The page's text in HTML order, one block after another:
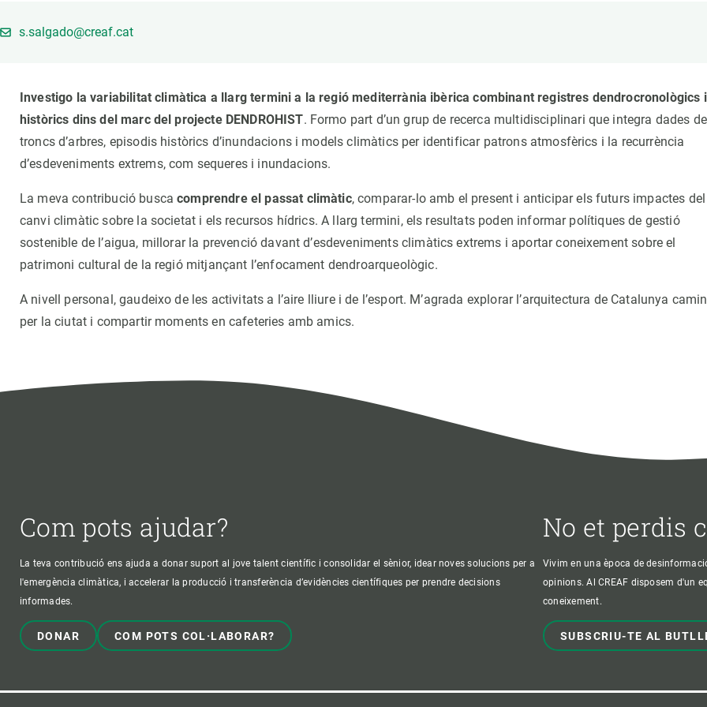
s.salgado@creaf.cat
Investigo la variabilitat climàtica a llarg termini a la regió mediterrània ibèrica combinant registres dendrocronològics i
històrics dins del marc del projecte DENDROHIST. Formo part d’un grup de recerca multidisciplinari que integra dades de
troncs d’arbres, episodis històrics d’inundacions i models climàtics per identificar patrons atmosfèrics i la recurrència
d’esdeveniments extrems, com sequeres i inundacions.
La meva contribució buscacomprendre el passat climàtic, comparar-lo amb el present i anticipar els futurs impactes del
canvi climàtic sobre la societat i els recursos hídrics. A llarg termini, els resultats poden informar polítiques de gestió
sostenible de l’aigua, millorar la prevenció davant d’esdeveniments climàtics extrems i aportar coneixement sobre el
patrimoni cultural de la regió mitjançant l’enfocament dendroarqueològic.
A nivell personal, gaudeixo de les activitats a l’aire lliure i de l’esport. M’agrada explorar l’arquitectura de Catalunya
per la ciutat i compartir moments en cafeteries amb amics.
Com pots ajudar?
La teva contribució ens ajuda a donar suport al jove talent científic i consolidar el sènior, idear noves solucions per a
l'emergència climàtica, i accelerar la producció i transferència d’evidències científiques per prendre decisions
informades.
DONAR COM POTS COL·LABORAR?
No et perdis
Vivim en una època de
opinions. Al CREAF disposem d'un
coneixement.
SUBSCRIU-TE AL
Infraestructures
Ciència oberta i gestió del coneixement
Documentació
Desenvolupament de carrera
Seminaris i activitats internes